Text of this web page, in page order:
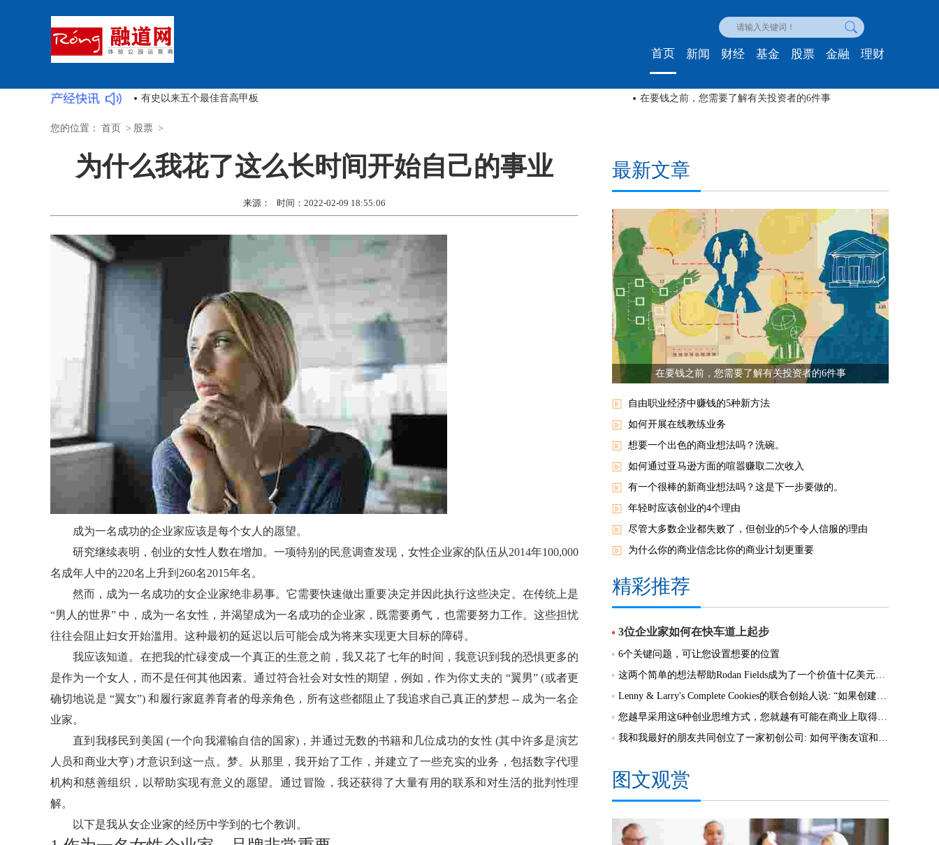
首页 新闻 财经 基金 股票 金融 理财
在这些课程的帮助下开始副业 可见的重要性
您的位置： 首页 > 股票 >
为什么我花了这么长时间开始自己的事业
来源： 时间：2022-02-09 18:55:06
成为一名成功的企业家应该是每个女人的愿望。
研究继续表明，创业的女性人数在增加。一项特别的民意调查发现，女性企业家的队伍从2014年100,000
名成年人中的220名上升到260名2015年名。
然而，成为一名成功的女企业家绝非易事。它需要快速做出重要决定并因此执行这些决定。在传统上是
“男人的世界” 中，成为一名女性，并渴望成为一名成功的企业家，既需要勇气，也需要努力工作。这些担忧
往往会阻止妇女开始滥用。这种最初的延迟以后可能会成为将来实现更大目标的障碍。
我应该知道。在把我的忙碌变成一个真正的生意之前，我又花了七年的时间，我意识到我的恐惧更多的
是作为一个女人，而不是任何其他因素。通过符合社会对女性的期望，例如，作为你丈夫的 “翼男” (或者更
确切地说是 “翼女”) 和履行家庭养育者的母亲角色，所有这些都阻止了我追求自己真正的梦想 -- 成为一名企
业家。
直到我移民到美国 (一个向我灌输自信的国家)，并通过无数的书籍和几位成功的女性 (其中许多是演艺
人员和商业大亨) 才意识到这一点。梦。从那里，我开始了工作，并建立了一些充实的业务，包括数字代理
机构和慈善组织，以帮助实现有意义的愿望。通过冒险，我还获得了大量有用的联系和对生活的批判性理
解。
以下是我从女企业家的经历中学到的七个教训。
最新文章
在要钱之前，您需要了解有关投资者的6件事
自由职业经济中赚钱的5种新方法
如何开展在线教练业务
想要一个出色的商业想法吗？洗碗。
如何通过亚马逊方面的喧嚣赚取二次收入
有一个很棒的新商业想法吗？这是下一步要做的。
年轻时应该创业的4个理由
尽管大多数企业都失败了，但创业的5个令人信服的理由
为什么你的商业信念比你的商业计划更重要
精彩推荐
3位企业家如何在快车道上起步
6个关键问题，可让您设置想要的位置
这两个简单的想法帮助Rodan Fields成为了一个价值十亿美元的品牌
Lenny & Larry's Complete Cookies的联合创始人说: “如果创建了它，那么您应该在公司的所有方面都做到最好。”
您越早采用这6种创业思维方式，您就越有可能在商业上取得成功
我和我最好的朋友共同创立了一家初创公司: 如何平衡友谊和商业
图文观赏